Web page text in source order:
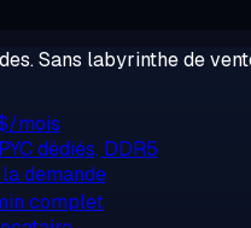
Sans labyrinthe de
mois
dédiés, DDR5
demande
complet